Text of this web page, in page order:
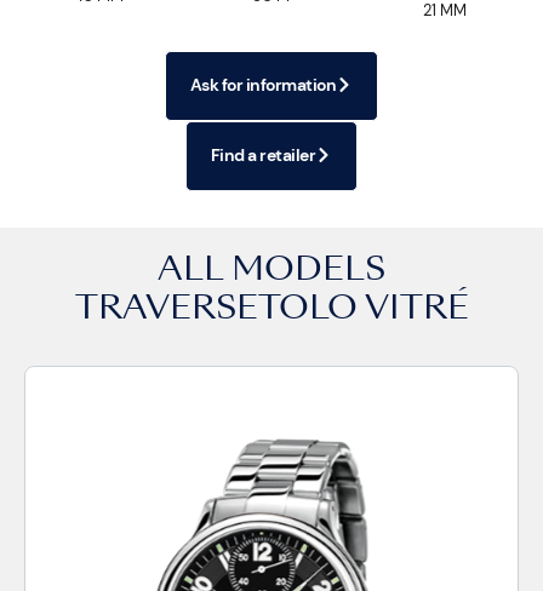
21 MM
Ask for information
Find a retailer
ALL MODELS
TRAVERSETOLO VITRÉ